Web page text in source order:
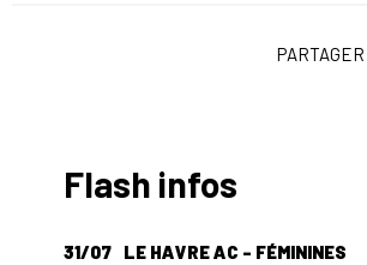
Flash infos
31/07 LE HAVRE AC - FÉMININES